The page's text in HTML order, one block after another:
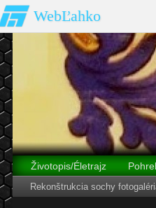
WebĽahko
Životopis/Életrajz
Dobová tlač
V
Rekonštrukcia sochy